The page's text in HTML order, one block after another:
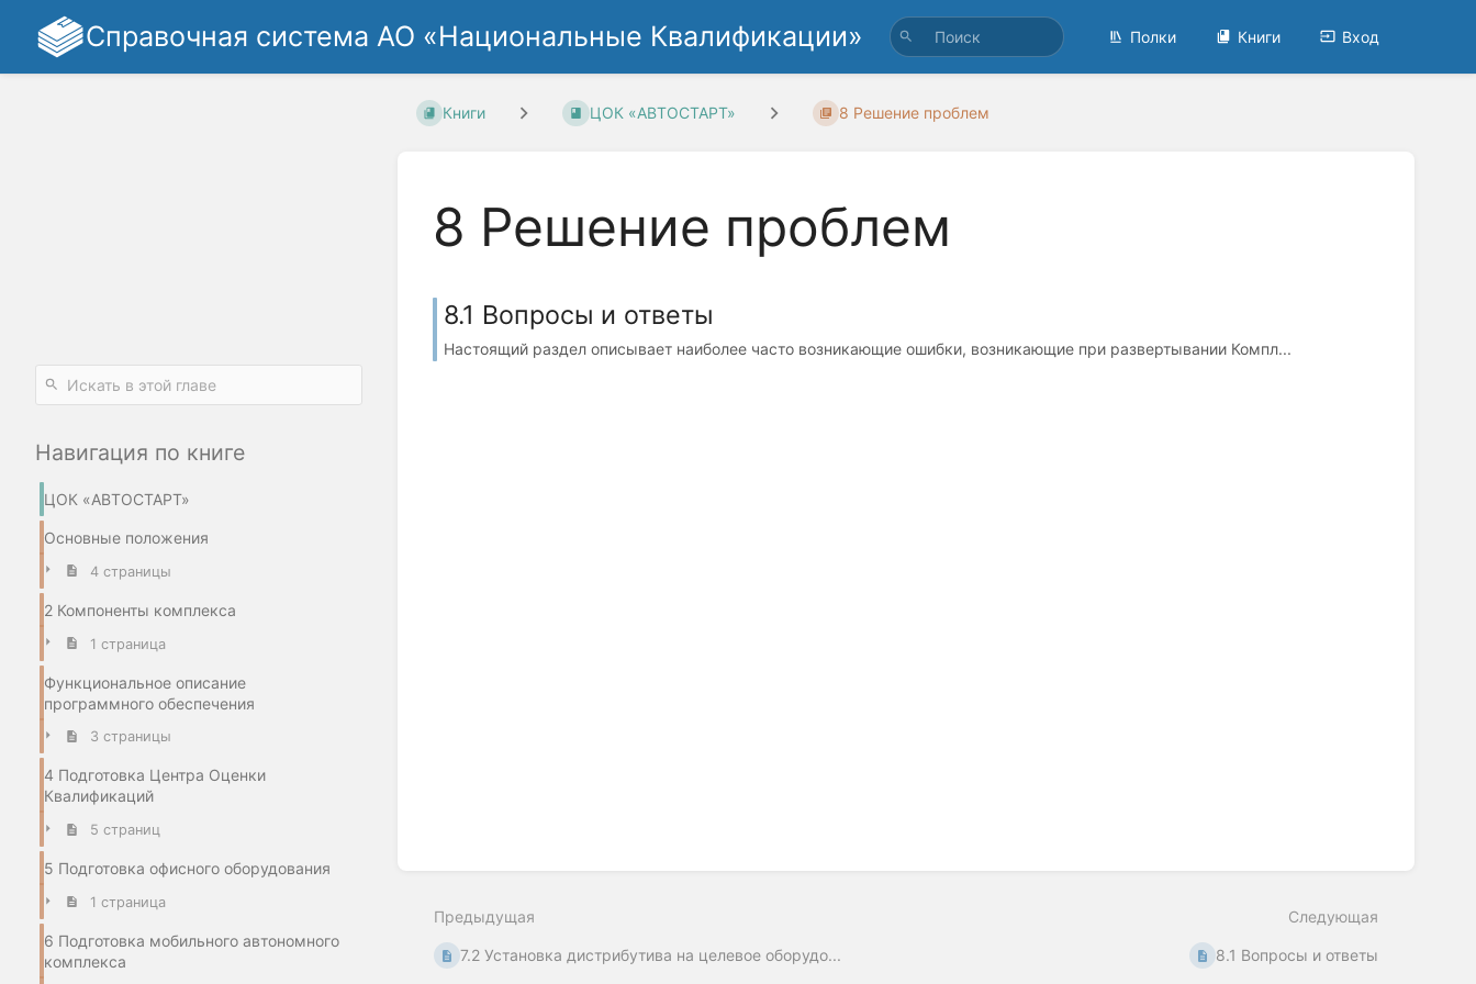
Справочная система АО «Национальные Квалификации» Полки Книги Вход
Навигация по книге
ЦОК «АВТОСТАРТ»
Основные положения
4 страницы
2 Компоненты комплекса
1 страница
Функциональное описание
программного обеспечения
3 страницы
4 Подготовка Центра Оценки
Квалификаций
5 страниц
5 Подготовка офисного оборудования
1 страница
6 Подготовка мобильного автономного
комплекса
Книги ЦОК «АВТОСТАРТ» 8 Решение проблем
8 Решение проблем
8.1 Вопросы и ответы
Настоящий раздел описывает наиболее часто возникающие ошибки, возникающие при развертывании Компл...
Предыдущая
7.2 Установка дистрибутива на целевое оборудо...
Следующая
8.1 Вопросы и ответы